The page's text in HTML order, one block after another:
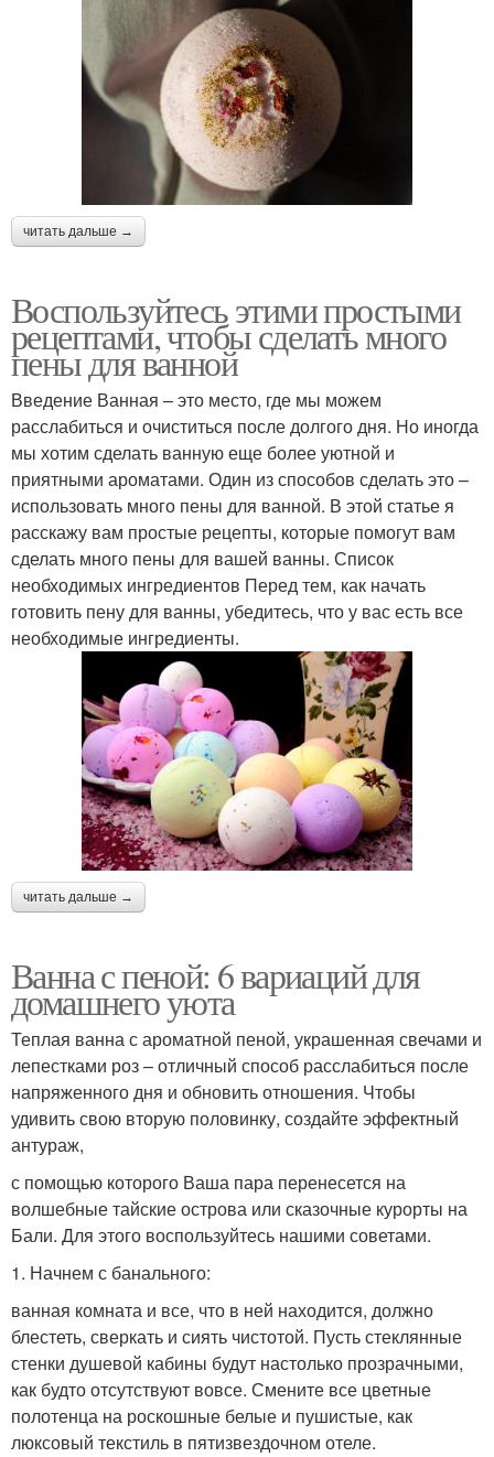
читать дальше →
Воспользуйтесь этими простыми
рецептами, чтобы сделать много
пены для ванной
Введение Ванная – это место, где мы можем
расслабиться и очиститься после долгого дня. Но иногда
мы хотим сделать ванную еще более уютной и
приятными ароматами. Один из способов сделать это –
использовать много пены для ванной. В этой статье я
расскажу вам простые рецепты, которые помогут вам
сделать много пены для вашей ванны. Список
необходимых ингредиентов Перед тем, как начать
готовить пену для ванны, убедитесь, что у вас есть все
необходимые ингредиенты.
читать дальше →
Ванна с пеной: 6 вариаций для
домашнего уюта
Теплая ванна с ароматной пеной, украшенная свечами и
лепестками роз – отличный способ расслабиться после
напряженного дня и обновить отношения. Чтобы
удивить свою вторую половинку, создайте эффектный
антураж,
с помощью которого Ваша пара перенесется на
волшебные тайские острова или сказочные курорты на
Бали. Для этого воспользуйтесь нашими советами.
1. Начнем с банального:
ванная комната и все, что в ней находится, должно
блестеть, сверкать и сиять чистотой. Пусть стеклянные
стенки душевой кабины будут настолько прозрачными,
как будто отсутствуют вовсе. Смените все цветные
полотенца на роскошные белые и пушистые, как
люксовый текстиль в пятизвездочном отеле.